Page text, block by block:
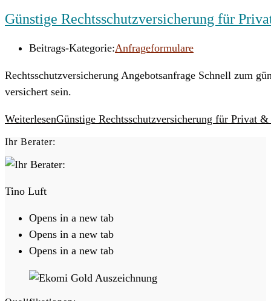
Günstige Rechtsschutzversicherung für
Beitrags-Kategorie:Anfrageformulare
Rechtsschutzversicherung Angebotsanfrage Schnell zum
versichert sein.
WeiterlesenGünstige Rechtsschutzversicherung für Privat
Ihr Berater:
Tino Luft
Opens in a new tab
Opens in a new tab
Opens in a new tab